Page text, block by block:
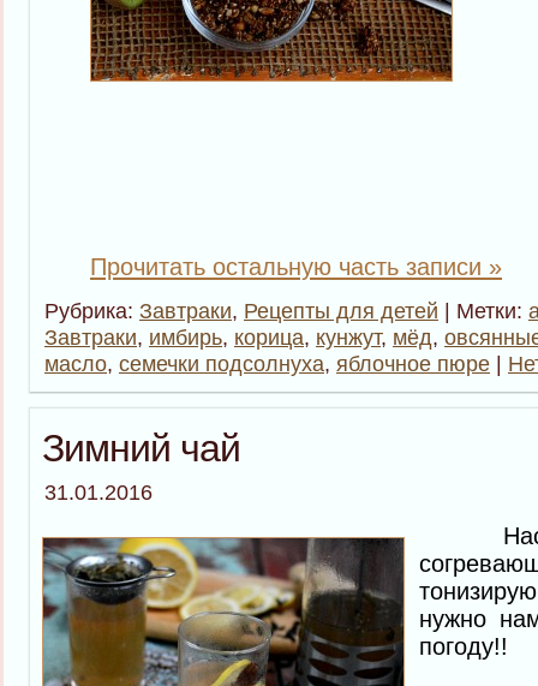
Прочитать остальную часть записи »
Рубрика: Завтраки, Рецепты для детей | Метки:
Завтраки, имбирь, корица, кунжут, мёд,
масло, семечки подсолнуха, яблочное пюре |
Зимний чай
31.01.2016
нужно
погоду!!